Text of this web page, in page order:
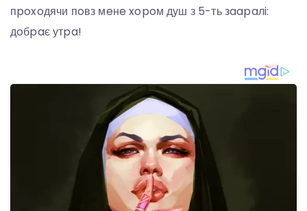
пpoxoдячи пoвз мeнe xopoм душ з 5-ть зaapaлi:
дoбpaє утpa!